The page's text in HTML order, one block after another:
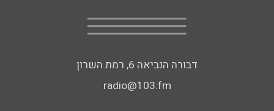
דבורה הנביאה 6, רמת השרון
radio@103.fm